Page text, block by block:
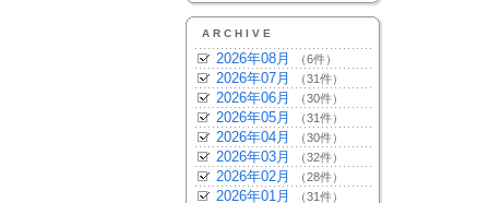
ARCHIVE
2026年08月 （6件）
2026年07月 （31件）
2026年06月 （30件）
2026年05月 （31件）
2026年04月 （30件）
2026年03月 （32件）
2026年02月 （28件）
2026年01月 （31件）